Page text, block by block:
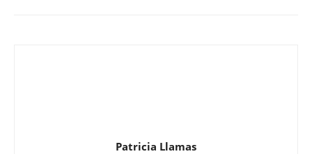
Patricia Llamas